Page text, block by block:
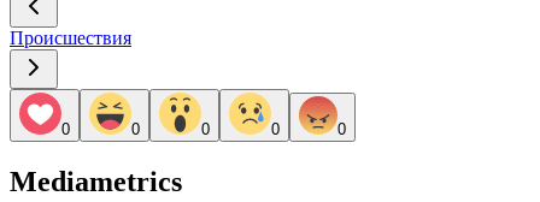
Происшествия
0 0 0 0 0
Mediametrics